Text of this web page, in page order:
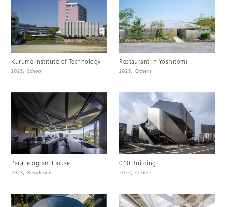
Kurume Institute of Technology
2025, School
Restaurant In Yoshitomi
2025, Others
Parallelogram House
2023, Residence
010 Building
2022, Others